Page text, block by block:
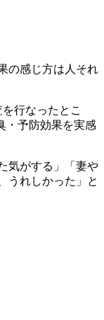
の感じ方は人それ
行なったとこ
・予防効果を実感
気がする 」「 妻や
うれしかった 」と